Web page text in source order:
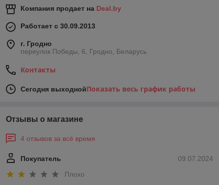
Компания продает на Deal.by
Работает с 30.09.2013
г. Гродно
переулок Победы, 6, Гродно, Беларусь
Контакты
Сегодня выходнойПоказать весь график работы
Отзывы о магазине
4 отзывов за всё время
09.07.2024
Покупатель
Плохо